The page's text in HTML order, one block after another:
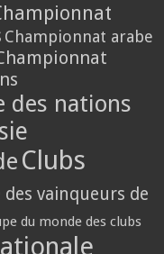
Championnat arabe
des nations
Clubs
vainqueurs de
du monde des clubs